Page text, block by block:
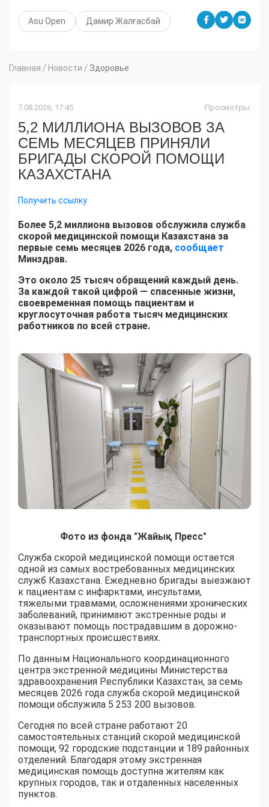
Asu Open Дамир Жалғасбай
Главная / Новости / Здоровье
7.08.2026, 17:45 Просмотры:
5,2 МИЛЛИОНА ВЫЗОВОВ ЗА
СЕМЬ МЕСЯЦЕВ ПРИНЯЛИ
БРИГАДЫ СКОРОЙ ПОМОЩИ
КАЗАХСТАНА
Получить ссылку
Более 5,2 миллиона вызовов обслужила служба
скорой медицинской помощи Казахстана за
первые семь месяцев 2026 года, сообщает
Минздрав.
Это около 25 тысяч обращений каждый день.
За каждой такой цифрой — спасенные жизни,
своевременная помощь пациентам и
круглосуточная работа тысяч медицинских
работников по всей стране.
Фото из фонда "Жайық Пресс"
Служба скорой медицинской помощи остается
одной из самых востребованных медицинских
служб Казахстана. Ежедневно бригады выезжают
к пациентам с инфарктами, инсультами,
тяжелыми травмами, осложнениями хронических
заболеваний, принимают экстренные роды и
оказывают помощь пострадавшим в дорожно-
транспортных происшествиях.
По данным Национального координационного
центра экстренной медицины Министерства
здравоохранения Республики Казахстан, за семь
месяцев 2026 года служба скорой медицинской
помощи обслужила 5 253 200 вызовов.
Сегодня по всей стране работают 20
самостоятельных станций скорой медицинской
помощи, 92 городские подстанции и 189 районных
отделений. Благодаря этому экстренная
медицинская помощь доступна жителям как
крупных городов, так и отдаленных населенных
пунктов.